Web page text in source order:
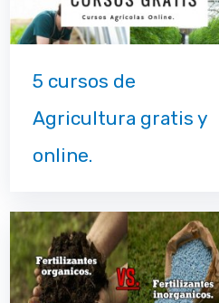
5 cursos de
Agricultura gratis y
online.